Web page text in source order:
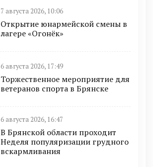
7 августа 2026, 10:06
Открытие юнармейской смены в
лагере «Огонёк»
6 августа 2026, 17:49
Торжественное мероприятие для
ветеранов спорта в Брянске
6 августа 2026, 16:47
В Брянской области проходит
Неделя популяризации грудного
вскармливания